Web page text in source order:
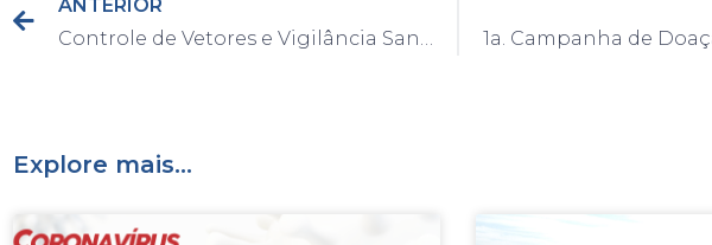
ANTERIOR
Controle de Vetores e Vigilância Sanitária lançam medidas preventivas contra doenças após as enchentes
Explore mais...